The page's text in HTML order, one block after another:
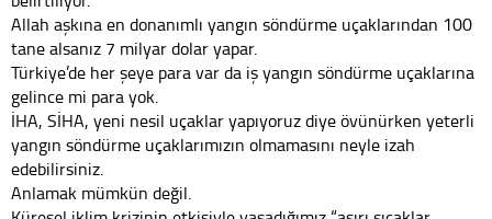
Allah aşkına en donanımlı yangın söndürme uçaklarından 100
tane alsanız 7 milyar dolar yapar.
Türkiye’de her şeye para var da iş yangın söndürme uçaklarına
gelince mi para yok.
İHA, SİHA, yeni nesil uçaklar yapıyoruz diye övünürken yeterli
yangın söndürme uçaklarımızın olmamasını neyle izah
edebilirsiniz.
Anlamak mümkün değil.